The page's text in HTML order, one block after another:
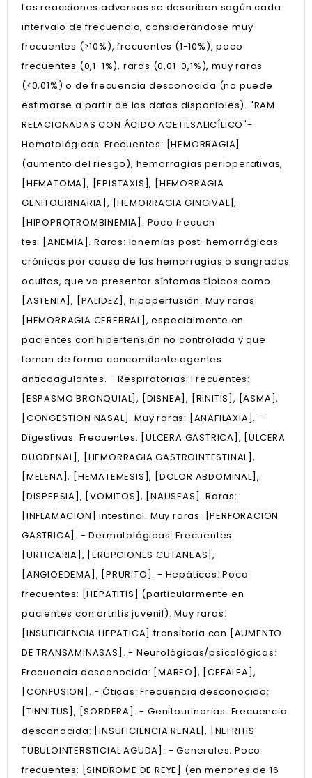
Las reacciones adversas se describen según cada
intervalo de frecuencia, considerándose muy
frecuentes (>10%), frecuentes (1-10%), poco
frecuentes (0,1-1%), raras (0,01-0,1%), muy raras
(<0,01%) o de frecuencia desconocida (no puede
estimarse a partir de los datos disponibles). "RAM
RELACIONADAS CON ÁCIDO ACETILSALICÍLICO"-
Hematológicas: Frecuentes: [HEMORRAGIA]
(aumento del riesgo), hemorragias perioperativas,
[HEMATOMA], [EPISTAXIS], [HEMORRAGIA
GENITOURINARIA], [HEMORRAGIA GINGIVAL],
[HIPOPROTROMBINEMIA]. Poco frecuen
tes: [ANEMIA]. Raras: lanemias post-hemorrágicas
crónicas por causa de las hemorragias o sangrados
ocultos, que va presentar síntomas típicos como
[ASTENIA], [PALIDEZ], hipoperfusión. Muy raras:
[HEMORRAGIA CEREBRAL], especialmente en
pacientes con hipertensión no controlada y que
toman de forma concomitante agentes
anticoagulantes. - Respiratorias: Frecuentes:
[ESPASMO BRONQUIAL], [DISNEA], [RINITIS], [ASMA],
[CONGESTION NASAL]. Muy raras: [ANAFILAXIA]. -
Digestivas: Frecuentes: [ULCERA GASTRICA], [ULCERA
DUODENAL], [HEMORRAGIA GASTROINTESTINAL],
[MELENA], [HEMATEMESIS], [DOLOR ABDOMINAL],
[DISPEPSIA], [VOMITOS], [NAUSEAS]. Raras:
[INFLAMACION] intestinal. Muy raras: [PERFORACION
GASTRICA]. - Dermatológicas: Frecuentes:
[URTICARIA], [ERUPCIONES CUTANEAS],
[ANGIOEDEMA], [PRURITO]. - Hepáticas: Poco
frecuentes: [HEPATITIS] (particularmente en
pacientes con artritis juvenil). Muy raras:
[INSUFICIENCIA HEPATICA] transitoria con [AUMENTO
DE TRANSAMINASAS]. - Neurológicas/psicológicas:
Frecuencia desconocida: [MAREO], [CEFALEA],
[CONFUSION]. - Óticas: Frecuencia desconocida:
[TINNITUS], [SORDERA]. - Genitourinarias: Frecuencia
desconocida: [INSUFICIENCIA RENAL], [NEFRITIS
TUBULOINTERSTICIAL AGUDA]. - Generales: Poco
frecuentes: [SINDROME DE REYE] (en menores de 16